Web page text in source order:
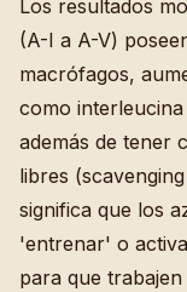
Los resultados
(A-I a A-V)
macrófagos,
como
además de tener
libres
significa que los
'entrenar' o
para que